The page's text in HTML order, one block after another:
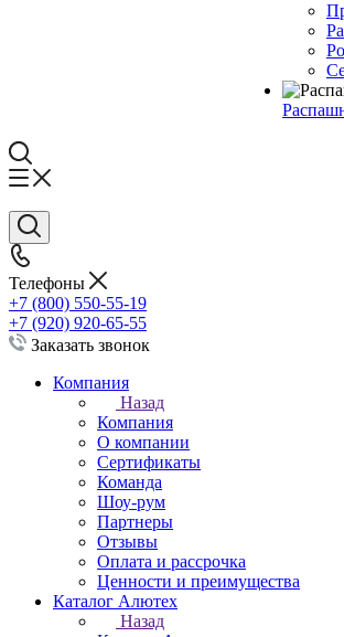
Телефоны
+7 (800) 550-55-19
+7 (920) 920-65-55
Заказать звонок
Компания
Назад
Компания
О компании
Сертификаты
Команда
Шоу-рум
Партнеры
Отзывы
Оплата и рассрочка
Ценности и преимущества
Каталог Алютех
Назад